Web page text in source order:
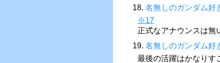
18. 名無しのガンダム好
※17
正式なアナウンスは無
19. 名無しのガンダム好
最後の活躍はかなりす